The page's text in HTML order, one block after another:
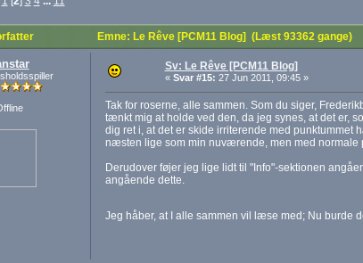
Emne: Le Rêve [PCM11 Blog] (Læst 93362 gange)
Sv: Le Rêve [PCM11 Blog]
« Svar #15: 27 Jun 2011, 09:45 »
Tak for roserne, alle sammen. Som du siger,
tænkt mig at holde ved den, da jeg synes, at det er,
dig ret i, at det er skide irriterende med punktummet
næsten lige som min nuværende, men med normale
Derudover føjer jeg lige lidt til "Info"-sektionen
angående dette.
Jeg håber, at I alle sammen vil læse med; Nu burde